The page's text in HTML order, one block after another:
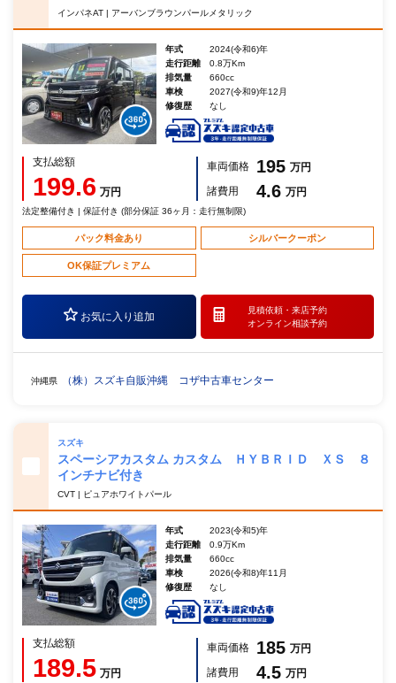
インパネAT | アーバンブラウンパールメタリック
年式
2024(令和6)年
走行距離
0.8万Km
排気量
660cc
車検
2027(令和9)年12月
修復歴
なし
支払総額
199.6 万円
車両価格 195 万円
諸費用
4.6 万円
法定整備付き | 保証付き (部分保証 36ヶ月：走行無制限)
パック料金あり シルバークーポン
OK保証プレミアム
お気に入り追加
見積依頼・ 来店予約
オンライン相談予約
沖縄県 （株）スズキ自販沖縄 コザ中古車センター
スズキ
スペーシアカスタム カスタム ＨＹＢＲＩＤ ＸＳ ８
インチナビ付き
CVT | ピュアホワイトパール
年式
2023(令和5)年
走行距離
0.9万Km
排気量
660cc
車検
2026(令和8)年11月
修復歴
なし
支払総額
189.5 万円
車両価格 185 万円
諸費用
4.5 万円